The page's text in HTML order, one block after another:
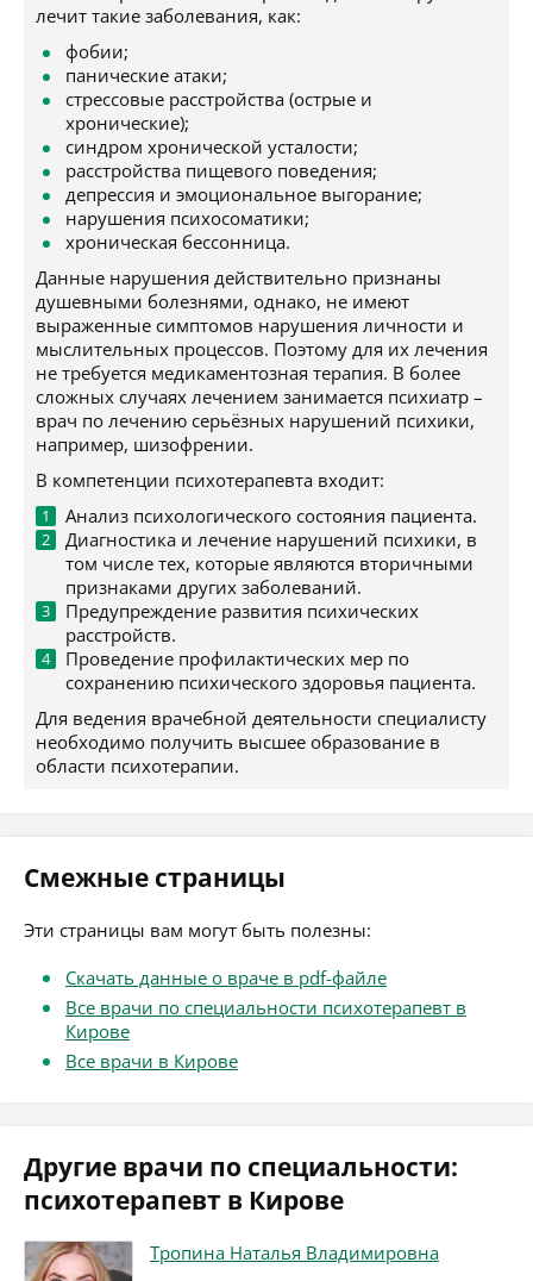
лечит такие заболевания, как:
фобии;
панические атаки;
стрессовые расстройства (острые и
хронические);
синдром хронической усталости;
расстройства пищевого поведения;
депрессия и эмоциональное выгорание;
нарушения психосоматики;
хроническая бессонница.
Данные нарушения действительно признаны
душевными болезнями, однако, не имеют
выраженные симптомов нарушения личности и
мыслительных процессов. Поэтому для их лечения
не требуется медикаментозная терапия. В более
сложных случаях лечением занимается психиатр –
врач по лечению серьёзных нарушений психики,
например, шизофрении.
В компетенции психотерапевта входит:
Анализ психологического состояния пациента.
Диагностика и лечение нарушений психики, в
том числе тех, которые являются вторичными
признаками других заболеваний.
Предупреждение развития психических
расстройств.
Проведение профилактических мер по
сохранению психического здоровья пациента.
Для ведения врачебной деятельности специалисту
необходимо получить высшее образование в
области психотерапии.
Смежные страницы
Эти страницы вам могут быть полезны:
Скачать данные о враче в pdf-файле
Все врачи по специальности психотерапевт в
Кирове
Все врачи в Кирове
Другие врачи по специальности:
психотерапевт в Кирове
Тропина Наталья Владимировна